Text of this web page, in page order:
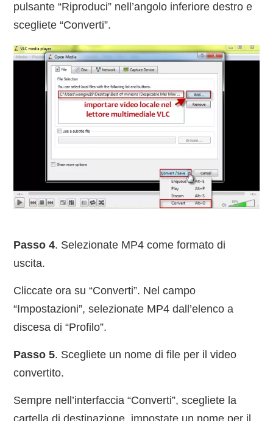
pulsante “Riproduci” nell’angolo inferiore destro e
scegliete “Converti”.
Passo 4. Selezionate MP4 come formato di
uscita.
Cliccate ora su “Converti”. Nel campo
“Impostazioni”, selezionate MP4 dall’elenco a
discesa di “Profilo”.
Passo 5. Scegliete un nome di file per il video
convertito.
Sempre nell’interfaccia “Converti”, scegliete la